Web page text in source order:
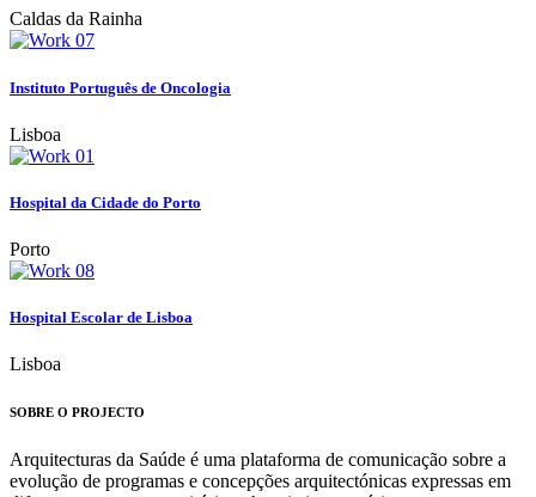
Caldas da Rainha
Instituto Português de Oncologia
Lisboa
Hospital da Cidade do Porto
Porto
Hospital Escolar de Lisboa
Lisboa
SOBRE O PROJECTO
Arquitecturas da Saúde é uma plataforma de comunicação sobre a
evolução de programas e concepções arquitectónicas expressas em